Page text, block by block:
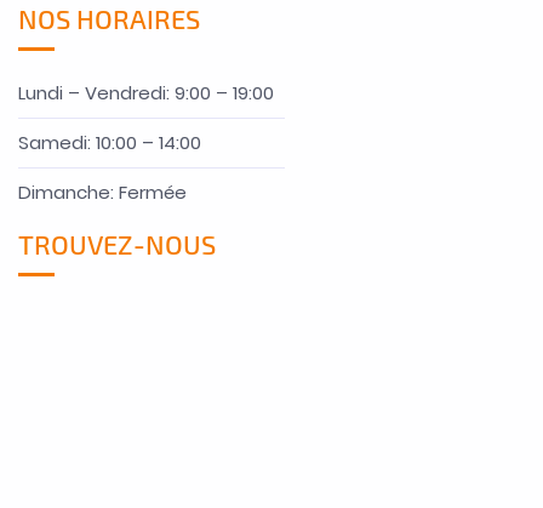
NOS HORAIRES
Lundi – Vendredi: 9:00 – 19:00
Samedi: 10:00 – 14:00
Dimanche: Fermée
TROUVEZ-NOUS